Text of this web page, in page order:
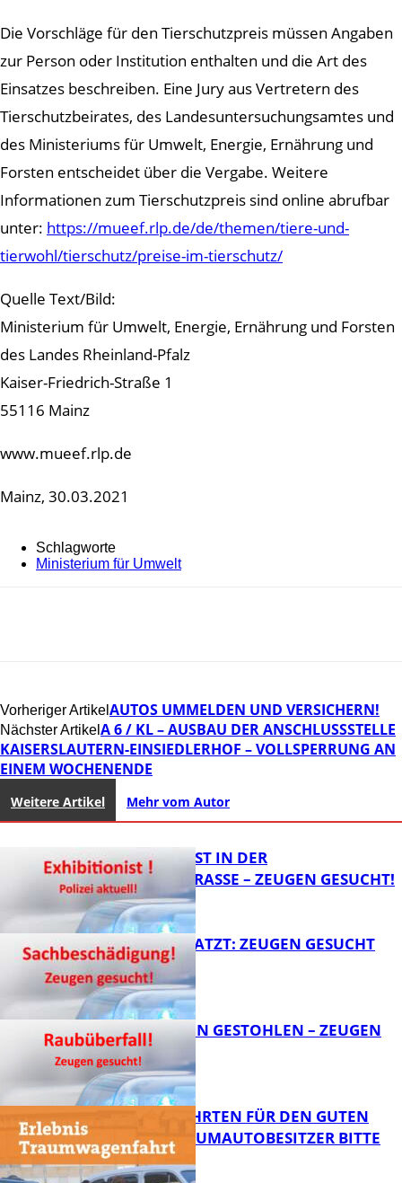
Die Vorschläge für den Tierschutzpreis müssen Angaben
zur Person oder Institution enthalten und die Art des
Einsatzes beschreiben. Eine Jury aus Vertretern des
Tierschutzbeirates, des Landesuntersuchungsamtes und
des Ministeriums für Umwelt, Energie, Ernährung und
Forsten entscheidet über die Vergabe. Weitere
Informationen zum Tierschutzpreis sind online abrufbar
unter: https://mueef.rlp.de/de/themen/tiere-und-
tierwohl/tierschutz/preise-im-tierschutz/
Quelle Text/Bild:
Ministerium für Umwelt, Energie, Ernährung und Forsten
des Landes Rheinland-Pfalz
Kaiser-Friedrich-Straße 1
55116 Mainz
www.mueef.rlp.de
Mainz, 30.03.2021
Schlagworte
Ministerium für Umwelt
Vorheriger Artikel AUTOS UMMELDEN UND VERSICHERN!
Nächster Artikel A 6 / KL – AUSBAU DER ANSCHLUSSSTELLE
KAISERSLAUTERN-EINSIEDLERHOF – VOLLSPERRUNG AN
EINEM WOCHENENDE
Weitere Artikel Mehr vom Autor
EXHIBITIONIST IN DER
VELMANNSTRASSE – ZEUGEN GESUCHT!
AUTO ZERKRATZT: ZEUGEN GESUCHT
FB News
TEURE KETTEN GESTOHLEN – ZEUGEN
GESUCHT!
SPENDENFAHRTEN FÜR DEN GUTEN
ZWECK – TRAUMAUTOBESITZER BITTE
MELDEN!